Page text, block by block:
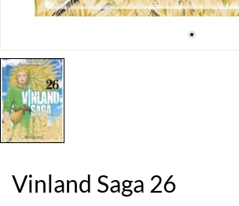
Vinland Saga 26